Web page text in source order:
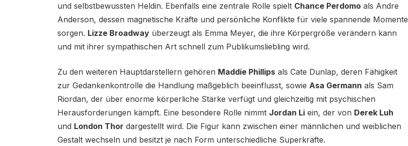
und selbstbewussten Heldin. Ebenfalls eine zentrale Rolle spielt Chance Perdomoals Andre
Anderson, dessen magnetische Kräfte und persönliche Konflikte für viele spannende Momente
sorgen. Lizze Broadwayüberzeugt als Emma Meyer, die ihre Körpergröße verändern kann
und mit ihrer sympathischen Art schnell zum Publikumsliebling wird.
Zu den weiteren Hauptdarstellern gehören Maddie Phillipsals Cate Dunlap, deren Fähigkeit
zur Gedankenkontrolle die Handlung maßgeblich beeinflusst, sowie Asa Germann als Sam
Riordan, der über enorme körperliche Stärke verfügt und gleichzeitig mit psychischen
Herausforderungen kämpft. Eine besondere Rolle nimmt Jordan Liein, der von Derek Luh
und London Thor dargestellt wird. Die Figur kann zwischen einer männlichen und weiblichen
Gestalt wechseln und besitzt je nach Form unterschiedliche Superkräfte.